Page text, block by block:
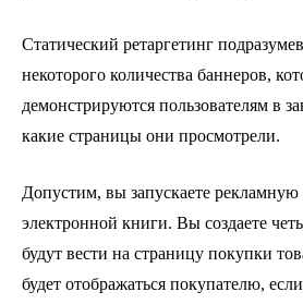
Статический ретаргетинг
некоторого количества баннеров,
демонстрируются пользователям в
какие страницы они просмотрели.
Допустим, вы запускаете
электронной книги. Вы создаете
будут вести на страницу покупки
будет отображаться покупателю,